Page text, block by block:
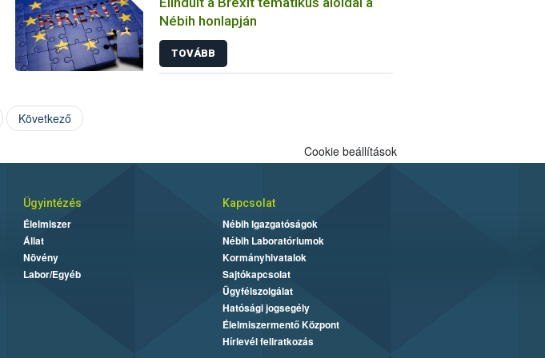
Nébih honlapján
TOVÁBB
Következő
Cookie beállítások
Ügyintézés
Élelmiszer
Állat
Növény
Labor/Egyéb
Kapcsolat
Nébih Igazgatóságok
Nébih Laboratóriumok
Kormányhivatalok
Sajtókapcsolat
Ügyfélszolgálat
Hatósági jogsegély
Élelmiszermentő Központ
Hírlevél feliratkozás